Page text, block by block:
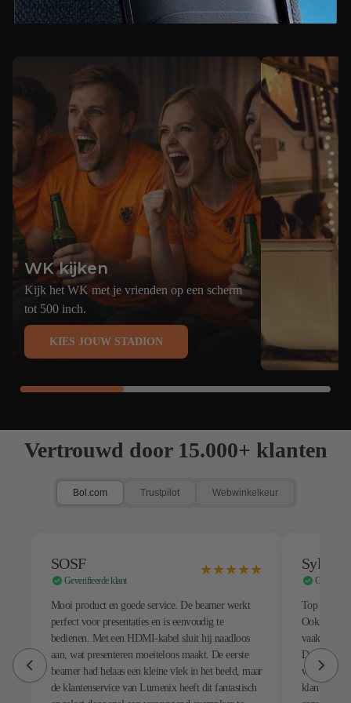
beamer?
WK kijken
Kijk het WK met je vrienden op een scherm
tot 500 inch.
KIES JOUW STADION
Vertrouwd door 15.000+ klanten
Bol.com Trustpilot Webwinkelkeur
SOSF
Geverifieerde klant
★★★★★
Mooi product en goede service. De beamer werkt
perfect voor presentaties en is eenvoudig te
bedienen. Met een HDMI-kabel sluit hij naadloos
aan, wat presenteren moeiteloos maakt. De eerste
beamer had helaas een kleine vlek in het beeld, maar
de klantenservice van Lumenix heeft dit fantastisch
Top
Ook
vaak
Door
werkt dit